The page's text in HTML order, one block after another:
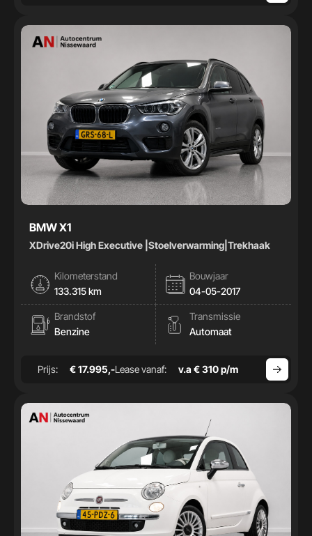
BMW X1
XDrive20i High Executive |Stoelverwarming|Trekhaak
Kilometerstand
133.315 km
Bouwjaar
04-05-2017
Brandstof
Benzine
Transmissie
Automaat
Prijs: € 17.995,-Lease vanaf: v.a € 310 p/m